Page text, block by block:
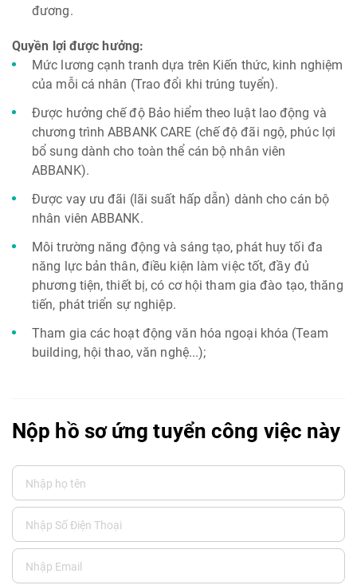
đương.
Quyền lợi được hưởng:
Mức lương cạnh tranh dựa trên Kiến thức, kinh nghiệm
của mỗi cá nhân (Trao đổi khi trúng tuyển).
Được hưởng chế độ Bảo hiểm theo luật lao động và
chương trình ABBANK CARE (chế độ đãi ngộ, phúc lợi
bổ sung dành cho toàn thể cán bộ nhân viên
ABBANK).
Được vay ưu đãi (lãi suất hấp dẫn) dành cho cán bộ
nhân viên ABBANK.
Môi trường năng động và sáng tạo, phát huy tối đa
năng lực bản thân, điều kiện làm việc tốt, đầy đủ
phương tiện, thiết bị, có cơ hội tham gia đào tạo, thăng
tiến, phát triển sự nghiệp.
Tham gia các hoạt động văn hóa ngoại khóa (Team
building, hội thao, văn nghệ...);
Nộp hồ sơ ứng tuyển công việc này